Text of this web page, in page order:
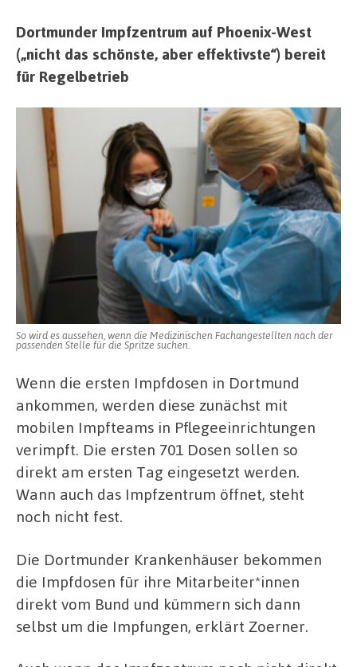
Dortmunder Impfzentrum auf Phoenix-West
(„nicht das schönste, aber effektivste“) bereit
für Regelbetrieb
So wird es aussehen, wenn die Medizinischen Fachangestellten nach der
passenden Stelle für die Spritze suchen.
Wenn die ersten Impfdosen in Dortmund
ankommen, werden diese zunächst mit
mobilen Impfteams in Pflegeeinrichtungen
verimpft. Die ersten 701 Dosen sollen so
direkt am ersten Tag eingesetzt werden.
Wann auch das Impfzentrum öffnet, steht
noch nicht fest.
Die Dortmunder Krankenhäuser bekommen
die Impfdosen für ihre Mitarbeiter*innen
direkt vom Bund und kümmern sich dann
selbst um die Impfungen, erklärt Zoerner.